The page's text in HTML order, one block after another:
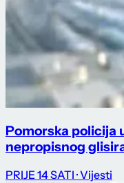
Pomorska policija
nepropisnog
PRIJE 14 SATI · Vijesti